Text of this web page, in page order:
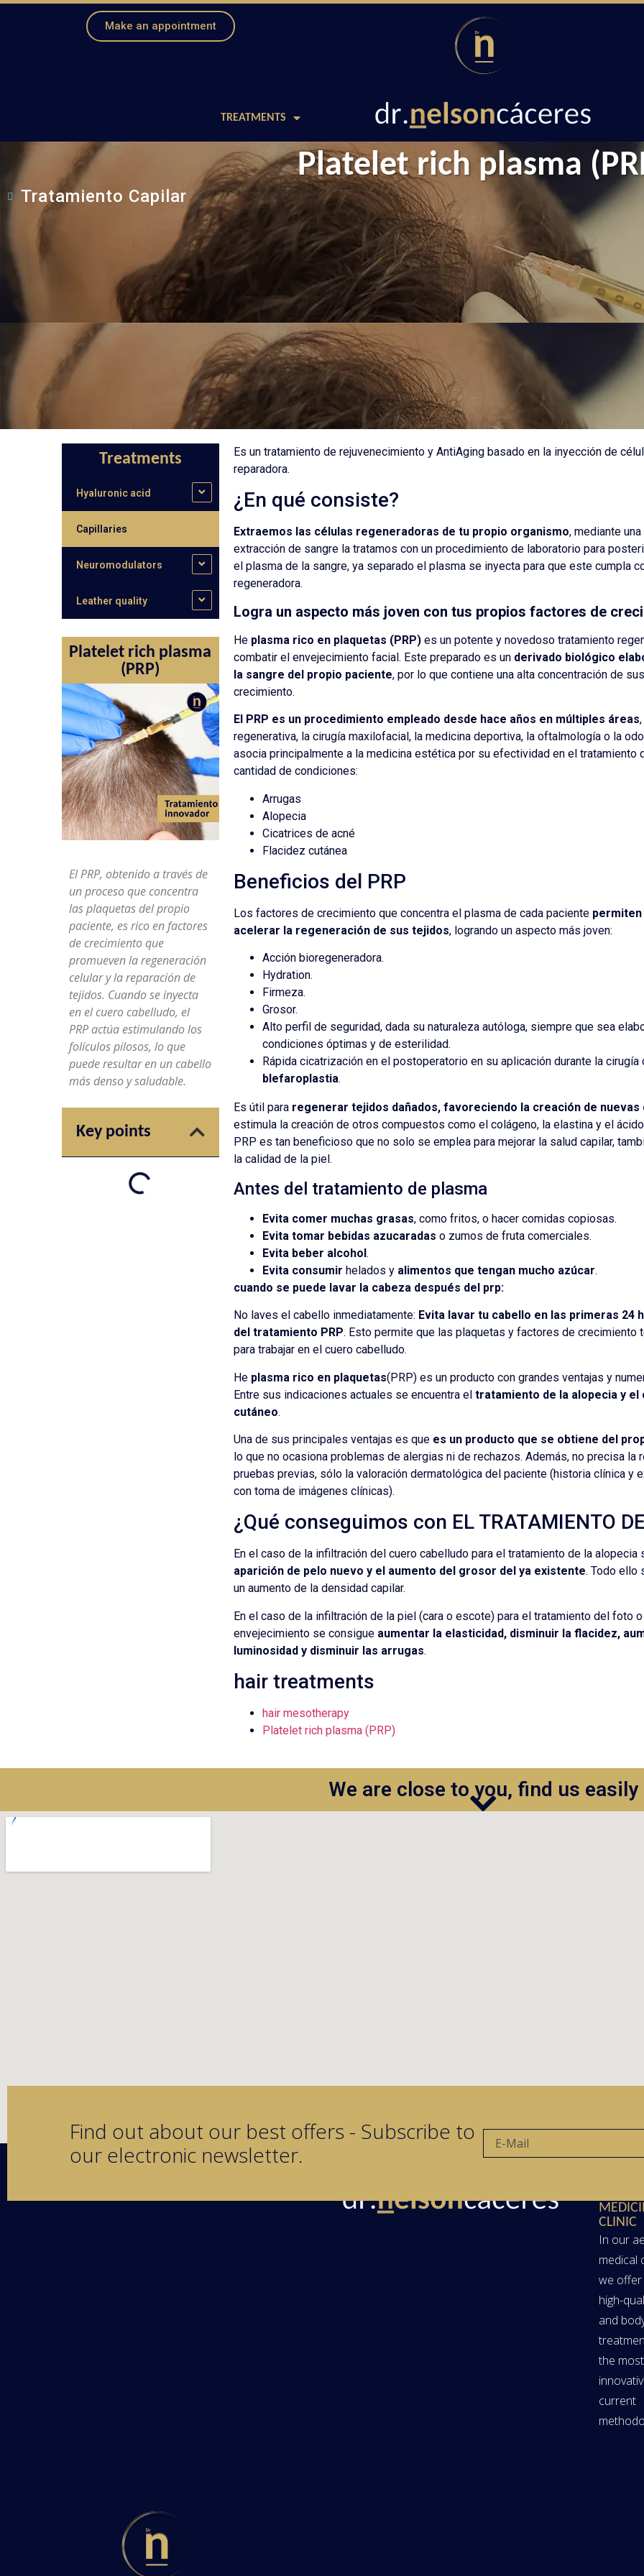
Make an appointment
TREATMENTS
Platelet rich plasma
Tratamiento Capilar
Treatments
Hyaluronic acid
Capillaries
Neuromodulators
Leather quality
Platelet rich plasma
(PRP)
El PRP, obtenido a través de
un proceso que concentra
las plaquetas del propio
paciente, es rico en factores
de crecimiento que
promueven la regeneración
celular y la reparación de
tejidos. Cuando se inyecta
en el cuero cabelludo, el
PRP actúa estimulando los
folículos pilosos, lo que
puede resultar en un cabello
más denso y saludable.
Key points
Es un tratamiento de rejuvenecimiento y AntiAging basado en la inyección de
reparadora.
¿En qué consiste?
Extraemos las células regeneradoras de tu propio organismo, mediante
extracción de sangre la tratamos con un procedimiento de laboratorio para
el plasma de la sangre, ya separado el plasma se inyecta para que este cumpla
regeneradora.
Logra un aspecto más joven con tus propios factores de
He plasma rico en plaquetas (PRP)es un potente y novedoso tratamiento
combatir el envejecimiento facial. Este preparado es un derivado biológico
la sangre del propio paciente, por lo que contiene una alta concentración de
crecimiento.
El PRP es un procedimiento empleado desde hace años en múltiples áreas
regenerativa, la cirugía maxilofacial, la medicina deportiva, la oftalmología o la
asocia principalmente a la medicina estética por su efectividad en el tratamiento
cantidad de condiciones:
Arrugas
Alopecia
Cicatrices de acné
Flacidez cutánea
Beneficios del PRP
Los factores de crecimiento que concentra el plasma de cada paciente
acelerar la regeneración de sus tejidos, logrando un aspecto más joven:
Acción bioregeneradora.
Hydration.
Firmeza.
Grosor.
Alto perfil de seguridad, dada su naturaleza autóloga, siempre que sea
condiciones óptimas y de esterilidad.
Rápida cicatrización en el postoperatorio en su aplicación durante la cirugía
blefaroplastia.
Es útil para regenerar tejidos dañados, favoreciendo la creación de nuevas
estimula la creación de otros compuestos como el colágeno, la elastina y el ácido
PRP es tan beneficioso que no solo se emplea para mejorar la salud capilar,
la calidad de la piel.
Antes del tratamiento de plasma
Evita comer muchas grasas, como fritos, o hacer comidas copiosas.
Evita tomar bebidas azucaradas o zumos de fruta comerciales.
Evita beber alcohol.
Evita consumir helados y alimentos que tengan mucho azúcar.
cuando se puede lavar la cabeza después del prp:
No laves el cabello inmediatamente: Evita lavar tu cabello en las primeras 24
del tratamiento PRP. Esto permite que las plaquetas y factores de crecimiento
para trabajar en el cuero cabelludo.
He plasma rico en plaquetas(PRP) es un producto con grandes ventajas y
Entre sus indicaciones actuales se encuentra el tratamiento de la alopecia y el
cutáneo.
Una de sus principales ventajas es que es un producto que se obtiene del
lo que no ocasiona problemas de alergias ni de rechazos. Además, no precisa la
pruebas previas, sólo la valoración dermatológica del paciente (historia clínica y
con toma de imágenes clínicas).
¿Qué conseguimos con EL TRATAMIENTO
En el caso de la infiltración del cuero cabelludo para el tratamiento de la alopecia
aparición de pelo nuevo y el aumento del grosor del ya existente. Todo ello
un aumento de la densidad capilar.
En el caso de la infiltración de la piel (cara o escote) para el tratamiento del foto
envejecimiento se consigue aumentar la elasticidad, disminuir la flacidez,
luminosidad y disminuir las arrugas.
hair treatments
hair mesotherapy
Platelet rich plasma (PRP)
We are close to you, find us easily
Find out about our best offers - Subscribe to
our electronic newsletter.
CLINIC
In our
medical
we offer
high-
and
the most
current